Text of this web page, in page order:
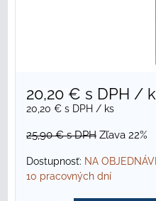
20,20 € s DPH /
20,20 € s DPH / ks
25,90 €s DPH Zľava 22%
Dostupnosť: NA
10 pracovných dní